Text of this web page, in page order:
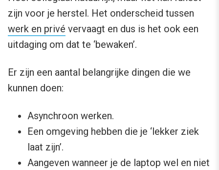
zijn voor je herstel. Het onderscheid tussen
werk en privé vervaagt en dus is het ook een
uitdaging om dat te ‘bewaken’.
Er zijn een aantal belangrijke dingen die we
kunnen doen:
Asynchroon werken.
Een omgeving hebben die je ‘lekker ziek
laat zijn’.
Aangeven wanneer je de laptop wel en niet